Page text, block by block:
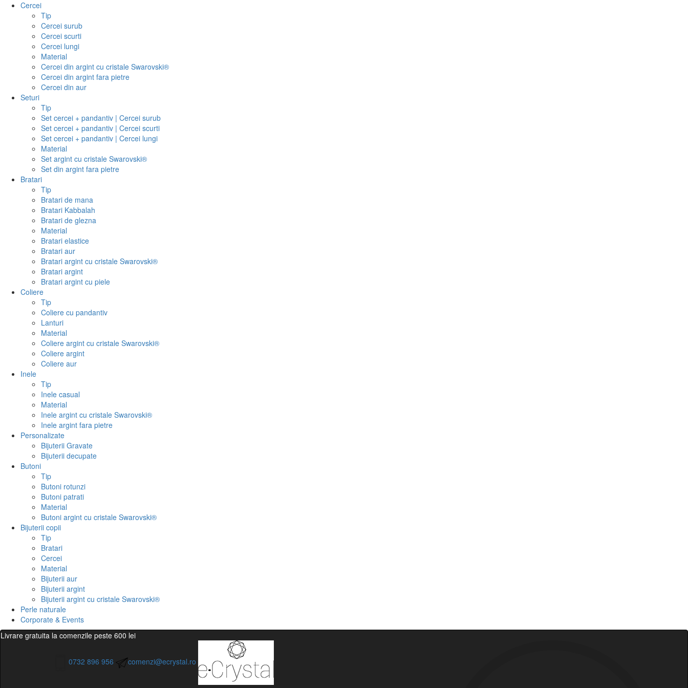
Cercei
Tip
Cercei surub
Cercei scurti
Cercei lungi
Material
Cercei din argint cu cristale Swarovski®
Cercei din argint fara pietre
Cercei din aur
Seturi
Tip
Set cercei + pandantiv | Cercei surub
Set cercei + pandantiv | Cercei scurti
Set cercei + pandantiv | Cercei lungi
Material
Set argint cu cristale Swarovski®
Set din argint fara pietre
Bratari
Tip
Bratari de mana
Bratari Kabbalah
Bratari de glezna
Material
Bratari elastice
Bratari aur
Bratari argint cu cristale Swarovski®
Bratari argint
Bratari argint cu piele
Coliere
Tip
Coliere cu pandantiv
Lanturi
Material
Coliere argint cu cristale Swarovski®
Coliere argint
Coliere aur
Inele
Tip
Inele casual
Material
Inele argint cu cristale Swarovski®
Inele argint fara pietre
Personalizate
Bijuterii Gravate
Bijuterii decupate
Butoni
Tip
Butoni rotunzi
Butoni patrati
Material
Butoni argint cu cristale Swarovski®
Bijuterii copii
Tip
Bratari
Cercei
Material
Bijuterii aur
Bijuterii argint
Bijuterii argint cu cristale Swarovski®
Perle naturale
Corporate & Events
Livrare gratuita la comenzile peste 600 lei
0732 896 956 comenzi@ecrystal.ro